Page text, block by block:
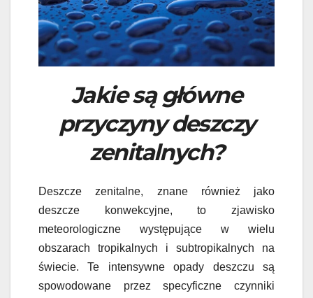
Jakie są główne
przyczyny deszczy
zenitalnych?
Deszcze zenitalne, znane również jako
deszcze konwekcyjne, to zjawisko
meteorologiczne występujące w wielu
obszarach tropikalnych i subtropikalnych na
świecie. Te intensywne opady deszczu są
spowodowane przez specyficzne czynniki